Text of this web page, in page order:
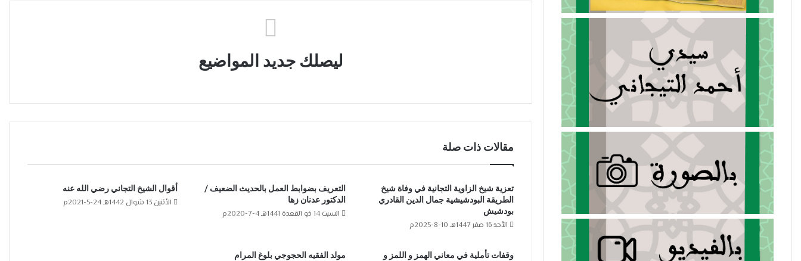
ليصلك جديد المواضيع
مقالات ذات صلة
تعزية شيخ الزاوية التجانية في وفاة شيخ
الطريقة البودشيشية جمال الدين القادري
بودشيش
الأحد 16 صفر 1447هـ 10-8-2025م
التعريف بضوابط العمل بالحديث الضعيف /
الدكتور عدنان زها
السبت 14 ذو القعدة 1441هـ 4-7-2020م
أقوال الشيخ التجاني رضي الله عنه
الأثنين 13 شوال 1442هـ 24-5-2021م
وقفات تأملية في معاني الهمز و اللمز و
مولد الفقيه الحجوجي بلوغ المرام